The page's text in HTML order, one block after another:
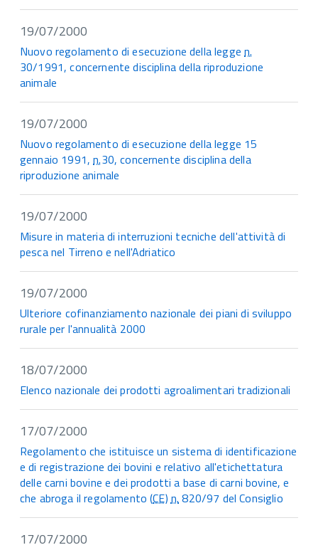
19/07/2000
Nuovo regolamento di esecuzione della leggen.
30/1991, concernente disciplina della riproduzione
animale
19/07/2000
Nuovo regolamento di esecuzione della legge 15
gennaio 1991,n.30, concernente disciplina della
riproduzione animale
19/07/2000
Misure in materia di interruzioni tecniche dell'attività di
pesca nel Tirreno e nell'Adriatico
19/07/2000
Ulteriore cofinanziamento nazionale dei piani di sviluppo
rurale per l'annualità 2000
18/07/2000
Elenco nazionale dei prodotti agroalimentari tradizionali
17/07/2000
Regolamento che istituisce un sistema di identificazione
e di registrazione dei bovini e relativo all'etichettatura
delle carni bovine e dei prodotti a base di carni bovine, e
che abroga il regolamento (CE)n.820/97 del Consiglio
17/07/2000